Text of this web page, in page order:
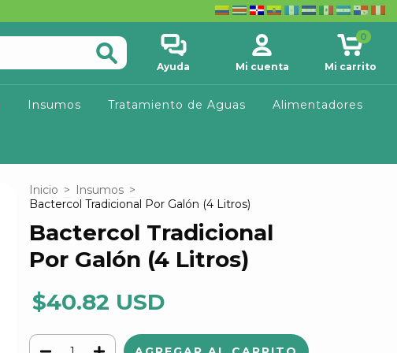
Ayuda Mi cuenta Mi carrito
0
Insumos Tratamiento de Aguas Alimentadores
Inicio > Insumos >
Bactercol Tradicional Por Galón (4 Litros)
Bactercol Tradicional
Por Galón (4 Litros)
$40.82 USD